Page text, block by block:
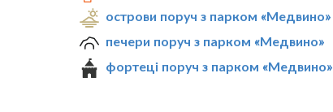
острови поруч з парком «Медвино»
печери поруч з парком «Медвино»
фортеці поруч з парком «Медвино»